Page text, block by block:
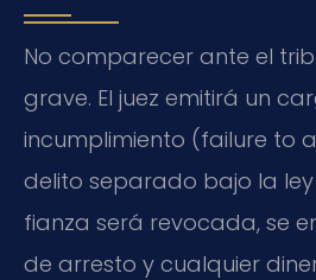
No comparecer ante el
grave. El juez emitirá un
incumplimiento (failure to
delito separado bajo la ley
fianza será revocada, se
de arresto y cualquier